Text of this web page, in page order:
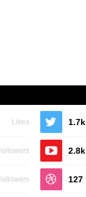
Likes 1.7k
2.8k
127